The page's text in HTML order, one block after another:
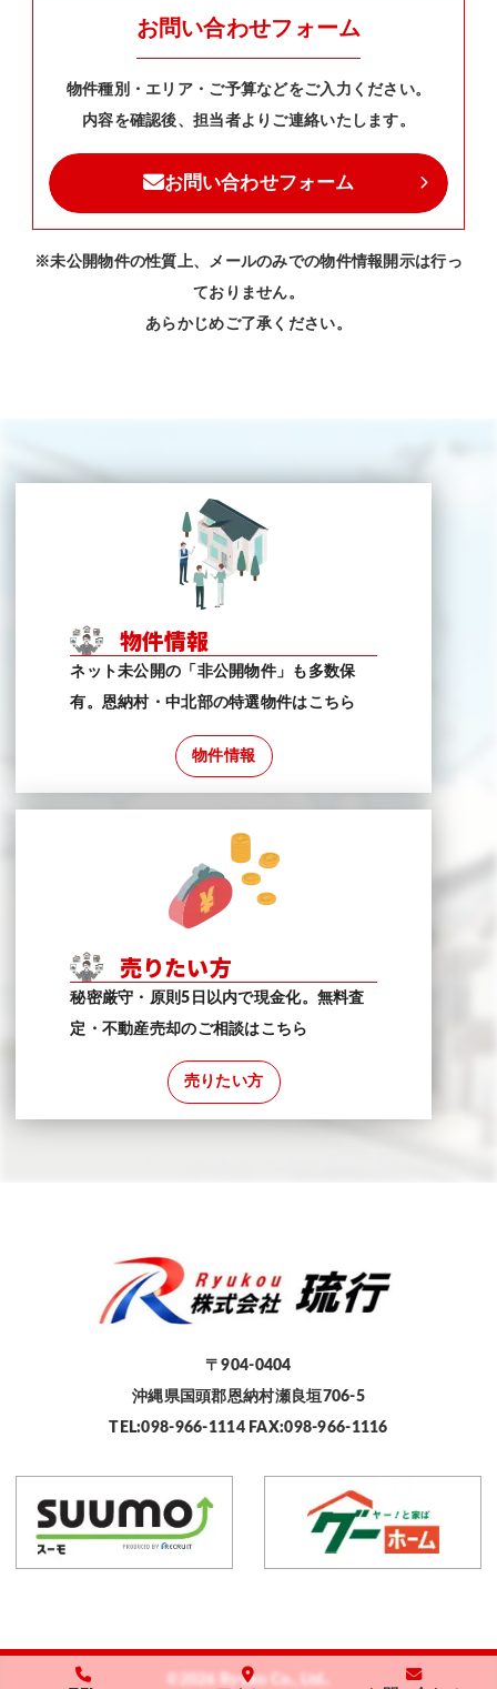
お問い合わせフォーム
物件種別・エリア・ご予算などをご入力ください。
内容を確認後、担当者よりご連絡いたします。
お問い合わせフォーム
※未公開物件の性質上、メールのみでの物件情報開示は行っ
ておりません。
あらかじめご了承ください。
物件情報
ネット未公開の「非公開物件」も多数保
有。恩納村・中北部の特選物件はこちら
物件情報
売りたい方
秘密厳守・原則5日以内で現金化。無料査
定・不動産売却のご相談はこちら
売りたい方
〒904-0404
沖縄県国頭郡恩納村瀬良垣706-5
TEL:098-966-1114 FAX:098-966-1116
©2026 Ryuko Co., Ltd..